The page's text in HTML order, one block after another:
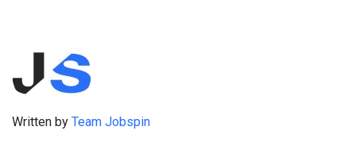
Written by Team Jobspin